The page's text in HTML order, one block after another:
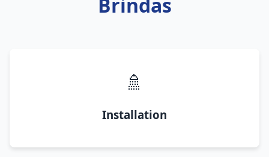
🚿
Installation